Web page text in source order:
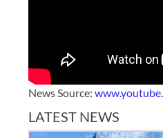
News Source:
LATEST NEWS